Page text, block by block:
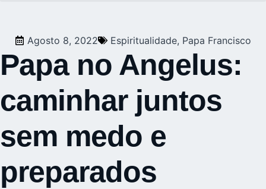
Agosto 8, 2022 Espiritualidade, Papa Francisco
Papa no Angelus:
caminhar juntos
sem medo e
preparados